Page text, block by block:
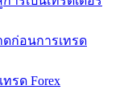
ก่อนการเทรด
รด Forex